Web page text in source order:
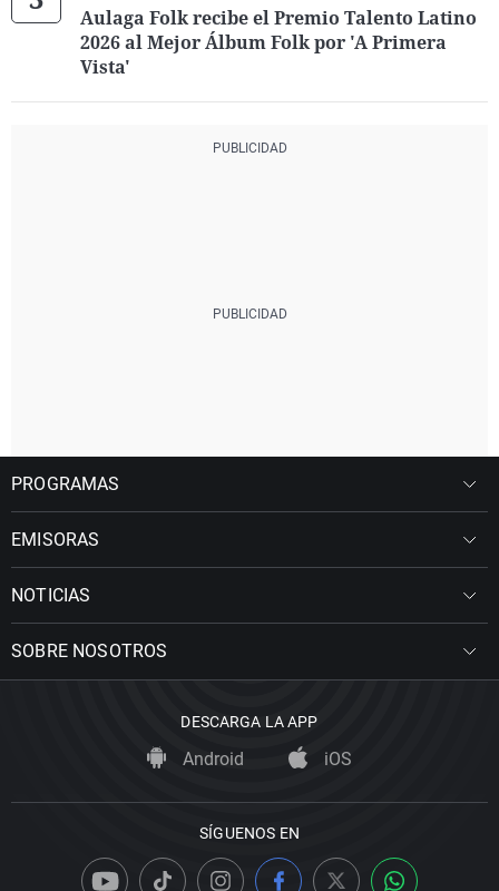
Aulaga Folk recibe el Premio Talento Latino
2026 al Mejor Álbum Folk por 'A Primera
Vista'
PROGRAMAS
EMISORAS
NOTICIAS
SOBRE NOSOTROS
DESCARGA LA APP
Android iOS
SÍGUENOS EN